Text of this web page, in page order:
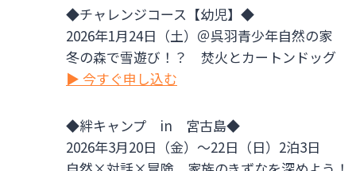
◆チャレンジコース【幼児】◆
2026年1月24日（土）＠呉羽青少年自然の家
冬の森で雪遊び！？ 焚火とカートンドッグ
▶ 今すぐ申し込む
◆絆キャンプ in 宮古島◆
2026年3月20日（金）～22日（日）2泊3日